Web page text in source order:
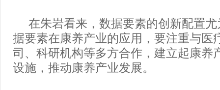
在朱岩看来，数据要素的创新配置
据要素在康养产业的应用，要注重与医
司、科研机构等多方合作，建立起康养
设施，推动康养产业发展。